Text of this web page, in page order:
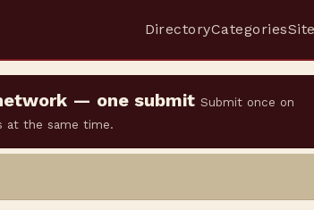
DirectoryCategories
— one submit Submit once on
at the same time.